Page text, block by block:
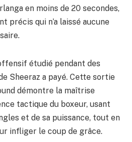
en moins de 20 secondes,
précis qui n’a laissé aucune
étudié pendant des
Sheeraz a payé. Cette sortie
démontre la maîtrise
tactique du boxeur, usant
et de sa puissance, tout en
infliger le coup de grâce.